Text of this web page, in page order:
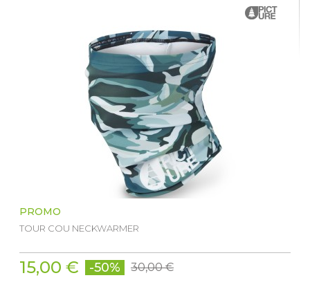
PROMO
TOUR COU NECKWARMER
15,00 € -50% 30,00 €